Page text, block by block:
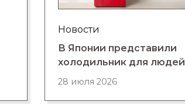
Новости
В Японии представили
холодильник для людей
28 июля 2026